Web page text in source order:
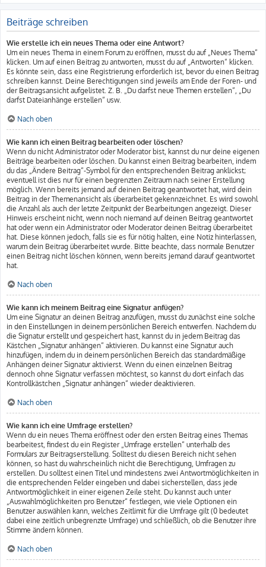
Beiträge schreiben
Wie erstelle ich ein neues Thema oder eine Antwort?
Um ein neues Thema in einem Forum zu eröffnen, musst du auf „Neues Thema“
klicken. Um auf einen Beitrag zu antworten, musst du auf „Antworten“ klicken.
Es könnte sein, dass eine Registrierung erforderlich ist, bevor du einen Beitrag
schreiben kannst. Deine Berechtigungen sind jeweils am Ende der Foren- und
der Beitragsansicht aufgelistet. Z. B. „Du darfst neue Themen erstellen“, „Du
darfst Dateianhänge erstellen“ usw.
Nach oben
Wie kann ich einen Beitrag bearbeiten oder löschen?
Wenn du nicht Administrator oder Moderator bist, kannst du nur deine eigenen
Beiträge bearbeiten oder löschen. Du kannst einen Beitrag bearbeiten, indem
du das „Ändere Beitrag“-Symbol für den entsprechenden Beitrag anklickst;
eventuell ist dies nur für einen begrenzten Zeitraum nach seiner Erstellung
möglich. Wenn bereits jemand auf deinen Beitrag geantwortet hat, wird dein
Beitrag in der Themenansicht als überarbeitet gekennzeichnet. Es wird sowohl
die Anzahl als auch der letzte Zeitpunkt der Bearbeitungen angezeigt. Dieser
Hinweis erscheint nicht, wenn noch niemand auf deinen Beitrag geantwortet
hat oder wenn ein Administrator oder Moderator deinen Beitrag überarbeitet
hat. Diese können jedoch, falls sie es für nötig halten, eine Notiz hinterlassen,
warum dein Beitrag überarbeitet wurde. Bitte beachte, dass normale Benutzer
einen Beitrag nicht löschen können, wenn bereits jemand darauf geantwortet
hat.
Nach oben
Wie kann ich meinem Beitrag eine Signatur anfügen?
Um eine Signatur an deinen Beitrag anzufügen, musst du zunächst eine solche
in den Einstellungen in deinem persönlichen Bereich entwerfen. Nachdem du
die Signatur erstellt und gespeichert hast, kannst du in jedem Beitrag das
Kästchen „Signatur anhängen“ aktivieren. Du kannst eine Signatur auch
hinzufügen, indem du in deinem persönlichen Bereich das standardmäßige
Anhängen deiner Signatur aktivierst. Wenn du einen einzelnen Beitrag
dennoch ohne Signatur verfassen möchtest, so kannst du dort einfach das
Kontrollkästchen „Signatur anhängen“ wieder deaktivieren.
Nach oben
Wie kann ich eine Umfrage erstellen?
Wenn du ein neues Thema eröffnest oder den ersten Beitrag eines Themas
bearbeitest, findest du ein Register „Umfrage erstellen“ unterhalb des
Formulars zur Beitragserstellung. Solltest du diesen Bereich nicht sehen
können, so hast du wahrscheinlich nicht die Berechtigung, Umfragen zu
erstellen. Du solltest einen Titel und mindestens zwei Antwortmöglichkeiten in
die entsprechenden Felder eingeben und dabei sicherstellen, dass jede
Antwortmöglichkeit in einer eigenen Zeile steht. Du kannst auch unter
„Auswahlmöglichkeiten pro Benutzer“ festlegen, wie viele Optionen ein
Benutzer auswählen kann, welches Zeitlimit für die Umfrage gilt (0 bedeutet
dabei eine zeitlich unbegrenzte Umfrage) und schließlich, ob die Benutzer ihre
Stimme ändern können.
Nach oben